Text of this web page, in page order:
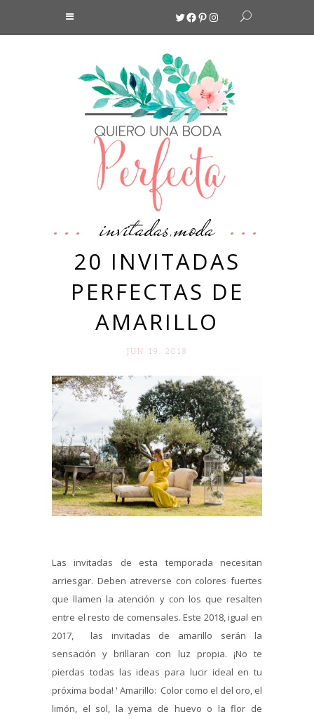
Twitter
Facebook
Pinterest
Instagram
invitadas,moda
20 INVITADAS
PERFECTAS DE
AMARILLO
JUN 19. 2018
Las invitadas de esta temporada necesitan
arriesgar. Deben atreverse con colores fuertes
que llamen la atención y con los que resalten
entre el resto de comensales. Este 2018, igual en
2017, las invitadas de amarillo serán la
sensación y brillaran con luz propia. ¡No te
pierdas todas las ideas para lucir ideal en tu
próxima boda! ' Amarillo: Color como el del oro, el
limón, el sol, la yema de huevo o la flor de